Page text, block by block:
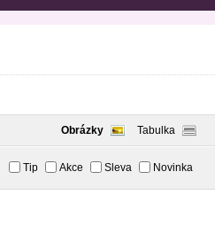
Obrázky Tabulka
Tip Akce Sleva Novinka